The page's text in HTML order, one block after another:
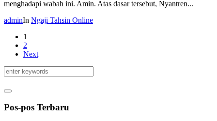
menghadapi wabah ini. Amin. Atas dasar tersebut, Nyantren...
adminIn Ngaji Tahsin Online
1
2
Next
Pos-pos Terbaru